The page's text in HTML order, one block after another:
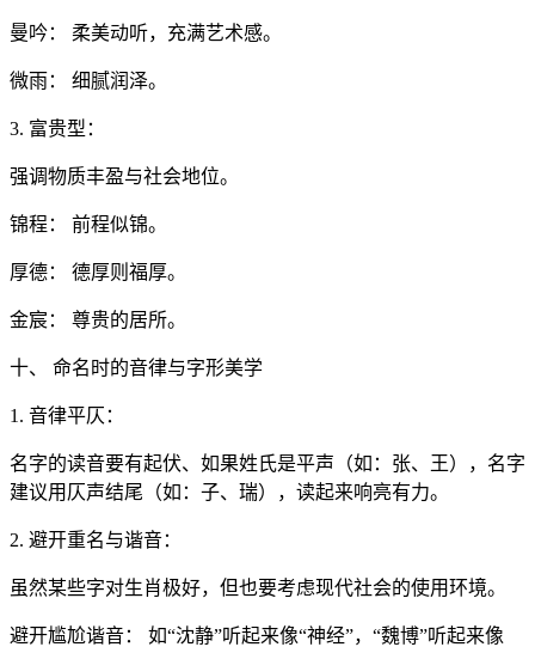
曼吟： 柔美动听，充满艺术感。
微雨： 细腻润泽。
3. 富贵型：
强调物质丰盈与社会地位。
锦程： 前程似锦。
厚德： 德厚则福厚。
金宸： 尊贵的居所。
十、 命名时的音律与字形美学
1. 音律平仄：
名字的读音要有起伏、如果姓氏是平声（如：张、王），名字
建议用仄声结尾（如：子、瑞），读起来响亮有力。
2. 避开重名与谐音：
虽然某些字对生肖极好，但也要考虑现代社会的使用环境。
避开尴尬谐音： 如“沈静”听起来像“神经”，“魏博”听起来像